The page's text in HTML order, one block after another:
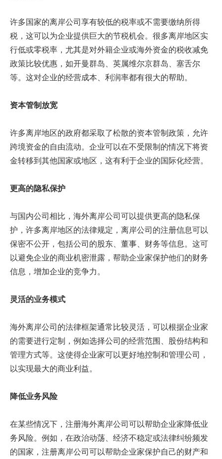
许多国家的离岸公司享有较低的税率或不需要缴纳所得
税，这可以为企业提供巨大的节税机会。很多离岸地区实
行低或零税率，尤其是对外籍企业或海外资金的税收减免
政策比较优惠，如开曼群岛、英属维尔京群岛、塞舌尔
等。这对企业的经营成本、利润率都有很大的帮助。
资本管制放宽
许多离岸地区的政府都采取了松散的资本管制政策，允许
跨境资金的自由流动。企业可以在不受限制的情况下将资
金转移到其他国家或地区，这有利于企业的国际化经营。
更高的隐私保护
与国内公司相比，海外离岸公司可以提供更高的隐私保
护，许多离岸地区的法律规定，离岸公司的注册信息可以
保密不公开，包括公司的股东、董事、财务等信息。这可
以避免企业的商业机密泄露，帮助企业家保护他们的财务
信息，增加企业的竞争力。
灵活的业务模式
海外离岸公司的法律框架通常比较灵活，可以根据企业家
的需要进行定制，例如选择公司的经营范围、股份结构和
管理方式等。这使得企业家可以更好地控制和管理公司，
以实现最大的商业利益。
降低业务风险
在某些情况下，注册海外离岸公司可以帮助企业家降低业
务风险。例如，在政治动荡、经济不稳定或法律纠纷频发
的国家，注册离岸公司可以帮助企业家保护自己的财产和